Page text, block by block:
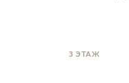
3 ЭТАЖ